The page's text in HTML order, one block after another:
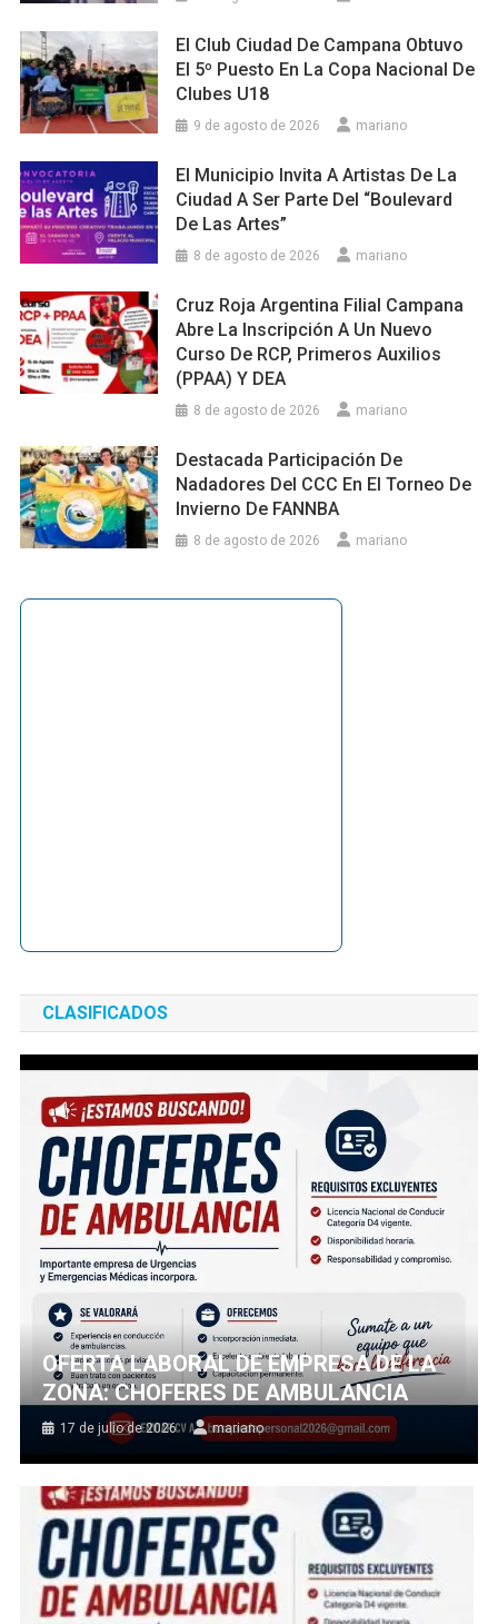
El Club Ciudad De Campana Obtuvo
El 5º Puesto En La Copa Nacional De
Clubes U18
9 de agosto de 2026 mariano
El Municipio Invita A Artistas De La
Ciudad A Ser Parte Del “Boulevard
De Las Artes”
8 de agosto de 2026 mariano
Cruz Roja Argentina Filial Campana
Abre La Inscripción A Un Nuevo
Curso De RCP, Primeros Auxilios
(PPAA) Y DEA
8 de agosto de 2026 mariano
Destacada Participación De
Nadadores Del CCC En El Torneo De
Invierno De FANNBA
8 de agosto de 2026 mariano
CLASIFICADOS
OFERTA LABORAL DE EMPRESA DE LA
ZONA: CHOFERES DE AMBULANCIA
17 de julio de 2026 mariano